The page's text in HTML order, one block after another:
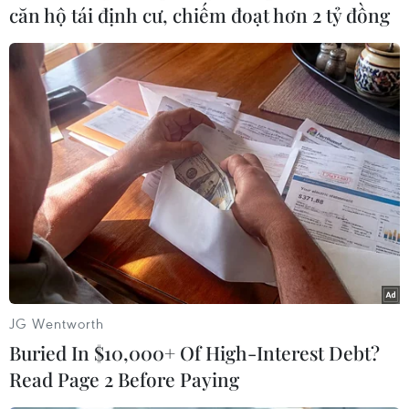
thường trú. Học sinh thuộc diện này nộp hồ sơ
từ ngày 18/4/2025, chậm nhất đến ngày
23/5/2025 sẽ có danh sách trúng tuyển./.
(TTXVN/Vietnam+)
căn hộ tái định cư, chiếm đoạt hơn 2 tỷ đồng
JG Wentworth
Buried In $10,000+ Of High-Interest Debt?
Read Page 2 Before Paying